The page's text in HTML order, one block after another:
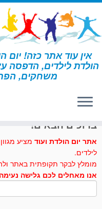
דלג
לתוכן
אין עוד אתר כזה! יום
הולדת לילדים, הדפסה
משחקים, דף הבית » יצירה » בית בובות
ברוכים הבאים!
אתר יום הולדת ועוד מציע
לילדים.
מומלץ לבקר תקופתית באתר
אנו מאחלים לכם גלישה